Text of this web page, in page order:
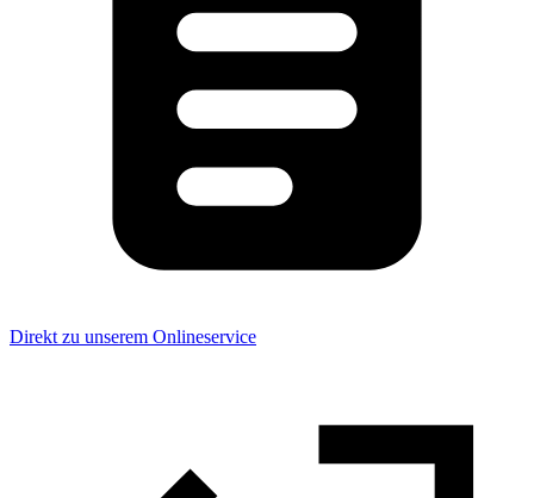
Direkt zu unserem Onlineservice